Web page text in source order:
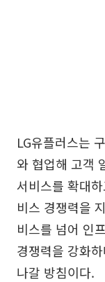
LG유플러스는
와 협업해 고객
서비스를 확대
비스 경쟁력을
비스를 넘어 인
경쟁력을 강화
나갈 방침이다.